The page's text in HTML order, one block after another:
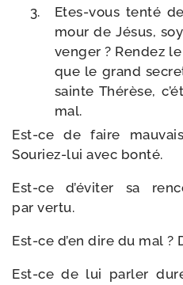
Etes-​vous ten­té
mour de Jésus,
ven­ger ? Rendez
que le grand
sainte Thérèse,
mal.
Est-​ce de faire
Souriez-​lui avec bonté.
Est-​ce d’é­vi­ter sa
par vertu.
Est-​ce d’en dire du mal ?
Est-​ce de lui par­ler